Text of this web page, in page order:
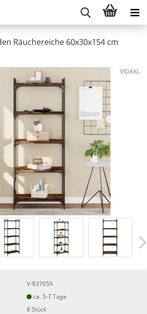
Räuchereiche 60x30x154 cm
VIDAXL
V-837659
ca. 5-7 Tage
8Stück